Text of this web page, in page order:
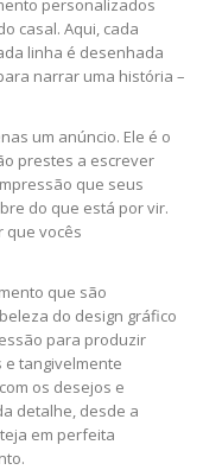
personalizados
casal. Aqui, cada
linha é desenhada
narrar uma história –
um anúncio. Ele é o
prestes a escrever
que seus
do que está por vir.
que vocês
que são
do design gráfico
para produzir
tangivelmente
os desejos e
detalhe, desde a
em perfeita